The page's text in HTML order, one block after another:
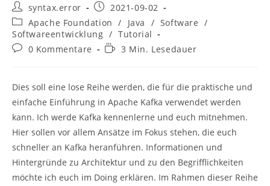
Beitrags-
Autor:
syntax.error
Beitrag
veröffentlicht:
2021-09-02
Beitrags-
Kategorie:
Apache Foundation / Java / Software /
Softwareentwicklung / Tutorial
Beitrags-
0 Kommentare Lesedauer:
3 Min. Lesedauer
Dies soll eine lose Reihe werden, die für die praktische und
einfache Einführung in Apache Kafka verwendet werden
kann. Ich werde Kafka kennenlerne und euch mitnehmen.
Hier sollen vor allem Ansätze im Fokus stehen, die euch
schneller an Kafka heranführen. Informationen und
Hintergründe zu Architektur und zu den Begrifflichkeiten
möchte ich euch im Doing erklären. Im Rahmen dieser Reihe